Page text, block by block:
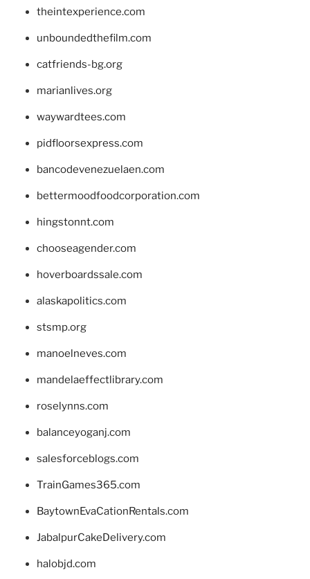
theintexperience.com
unboundedthefilm.com
catfriends-bg.org
marianlives.org
waywardtees.com
pidfloorsexpress.com
bancodevenezuelaen.com
bettermoodfoodcorporation.com
hingstonnt.com
chooseagender.com
hoverboardssale.com
alaskapolitics.com
stsmp.org
manoelneves.com
mandelaeffectlibrary.com
roselynns.com
balanceyoganj.com
salesforceblogs.com
TrainGames365.com
BaytownEvaCationRentals.com
JabalpurCakeDelivery.com
halobjd.com